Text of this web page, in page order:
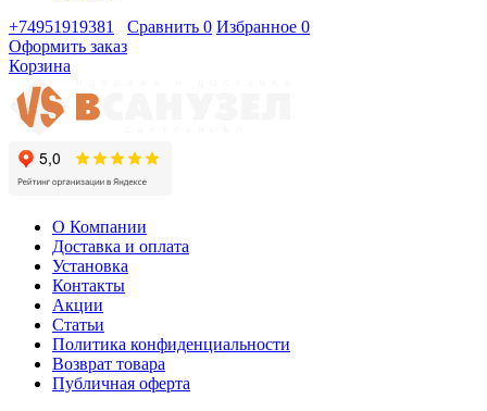
+74951919381
Сравнить 0 Избранное 0
Оформить заказ
Корзина
О Компании
Доставка и оплата
Установка
Контакты
Акции
Статьи
Политика конфиденциальности
Возврат товара
Публичная оферта